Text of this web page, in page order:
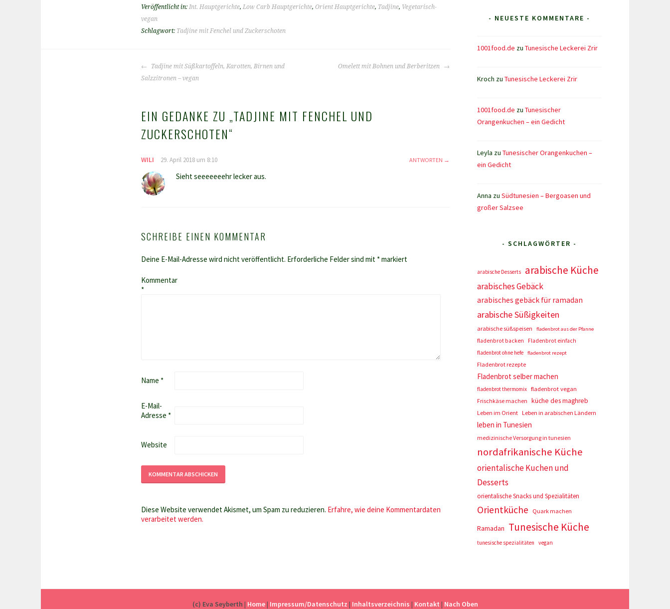
Veröffentlicht in: Int. Hauptgerichte, Low Carb Hauptgerichte, Orient Hauptgerichte, Tadjine, Vegetarisch-
vegan
Schlagwort: Tadjine mit Fenchel und Zuckerschoten
BEITRAGS-
NAVIGATION
Tadjine mit Süßkartoffeln, Karotten, Birnen und
Salzzitronen – vegan
Omelett mit Bohnen und Berberitzen
EIN GEDANKE ZU „TADJINE MIT FENCHEL UND
ZUCKERSCHOTEN“
WILI 29. April 2018 um 8:10 ANTWORTEN
Sieht seeeeeeehr lecker aus.
SCHREIBE EINEN KOMMENTAR
Deine E-Mail-Adresse wird nicht veröffentlicht. Erforderliche Felder sind mit *markiert
Kommentar
*
Name *
E-Mail-
Adresse *
Website
Diese Website verwendet Akismet, um Spam zu reduzieren. Erfahre, wie deine Kommentardaten
verarbeitet werden.
- NEUESTE KOMMENTARE -
1001food.de zu Tunesische Leckerei Zrir
Kroch zu Tunesische Leckerei Zrir
1001food.de zu Tunesischer
Orangenkuchen – ein Gedicht
Leyla zu Tunesischer Orangenkuchen –
ein Gedicht
Anna zu Südtunesien – Bergoasen und
großer Salzsee
- SCHLAGWÖRTER -
arabische Desserts arabische Küche
arabisches Gebäck
arabisches gebäck für ramadan
arabische Süßigkeiten
arabische süßspeisen fladenbrot aus der Pfanne
fladenbrot backen
Fladenbrot einfach
fladenbrot ohne hefe
fladenbrot rezept
Fladenbrot rezepte
Fladenbrot selber machen
fladenbrot thermomix fladenbrot vegan
Frischkäse machen küche des maghreb
Leben im Orient Leben in arabischen Ländern
leben in Tunesien
medizinische Versorgung in tunesien
nordafrikanische Küche
orientalische Kuchen und
Desserts
orientalische Snacks und Spezialitäten
Orientküche Quark machen
Ramadan Tunesische Küche
tunesische spezialitäten vegan
(c) Eva Seyberth | Home| Impressum/Datenschutz | Inhaltsverzeichnis | Kontakt | Nach Oben